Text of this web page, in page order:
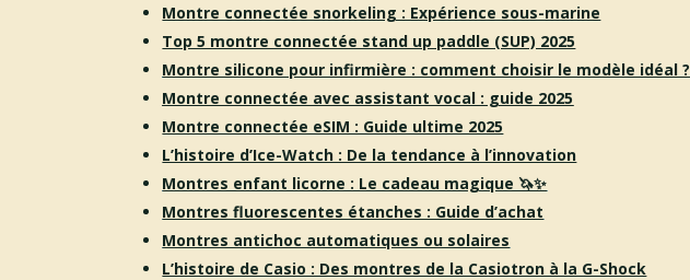
Montre connectée snorkeling : Expérience sous-marine
Top 5 montre connectée stand up paddle (SUP) 2025
Montre silicone pour infirmière : comment choisir le modèle idéal ?
Montre connectée avec assistant vocal : guide 2025
Montre connectée eSIM : Guide ultime 2025
L’histoire d’Ice-Watch : De la tendance à l’innovation
Montres enfant licorne : Le cadeau magique 🦄✨
Montres fluorescentes étanches : Guide d’achat
Montres antichoc automatiques ou solaires
L’histoire de Casio : Des montres de la Casiotron à la G-Shock